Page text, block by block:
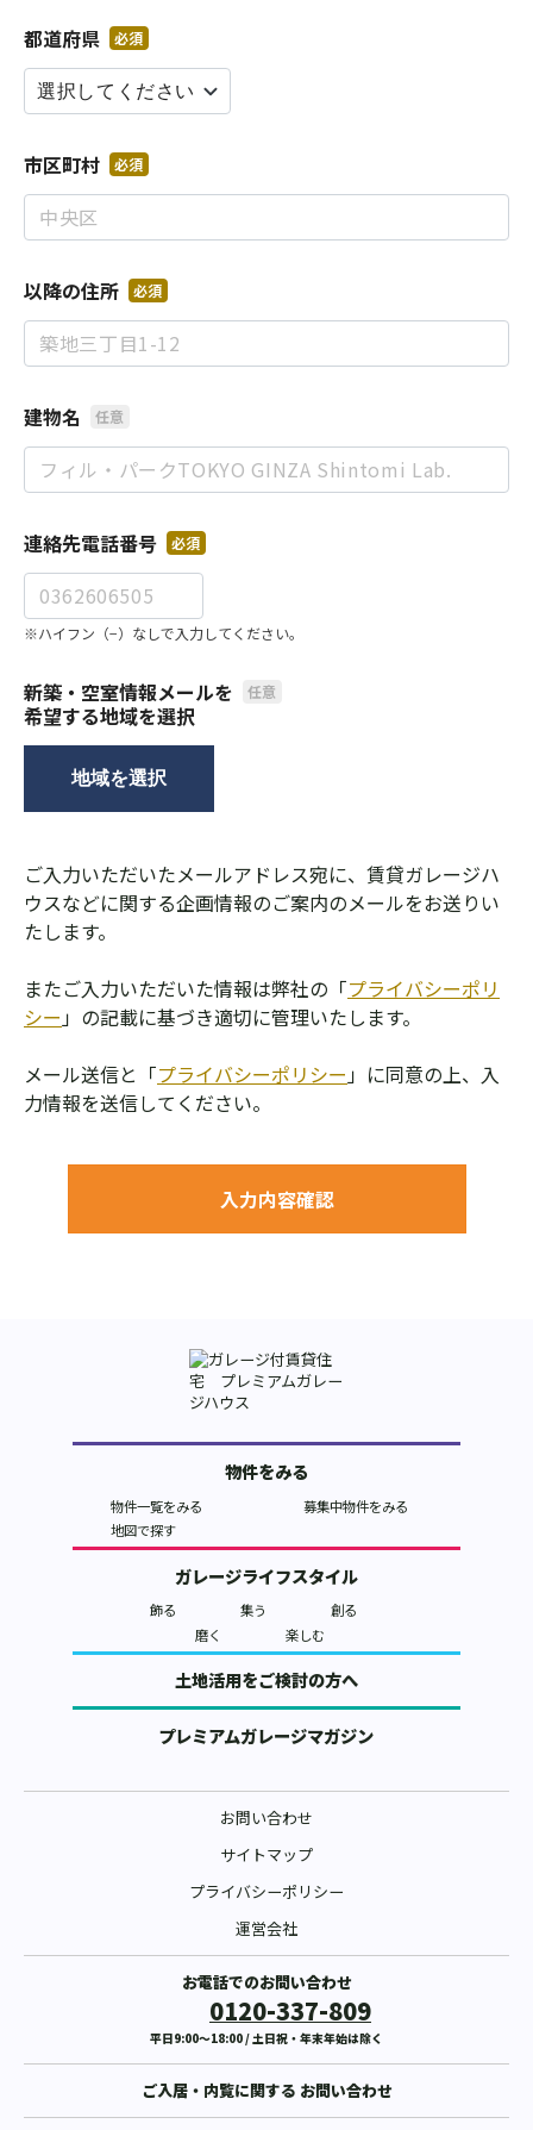
必須
都道府県
必須
市区町村
必須
以降の住所
任意
建物名
必須
連絡先電話番号
※ハイフン（−）なしで入力してください。
任意
新築・空室情報メールを
希望する地域を選択
地域を選択
ご入力いただいたメールアドレス宛に、賃貸ガレージハ
ウスなどに関する企画情報のご案内のメールをお送りい
たします。
またご入力いただいた情報は弊社の「プライバシーポリ
シー 」の記載に基づき適切に管理いたします。
メール送信と「プライバシーポリシー 」に同意の上、入
力情報を送信してください。
物件をみる
物件一覧をみる
募集中物件をみる
地図で探す
ガレージライフスタイル
飾る 集う
創る
磨く
楽しむ
土地活用をご検討の方へ
プレミアムガレージマガジン
お問い合わせ
サイトマップ
プライバシーポリシー
運営会社
お電話でのお問い合わせ
0120-337-809
平日9:00〜18:00 / 土日祝・年末年始は除く
ご入居・内覧に関する お問い合わせ